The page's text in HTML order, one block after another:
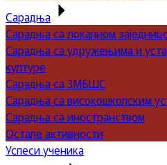
Сарадња
Сарадња са локалном
Сарадња са удружењима и
културе
Сарадња са ЗМБШС
Сарадња са високошколским
Сарадња са иностранством
Остале активности
Успеси ученика